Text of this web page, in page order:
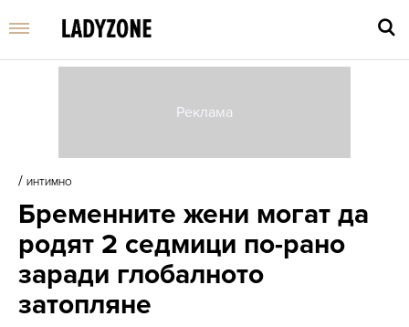
/ ИНТИМНО
Бременните жени могат да
родят 2 седмици по-рано
заради глобалното
затопляне